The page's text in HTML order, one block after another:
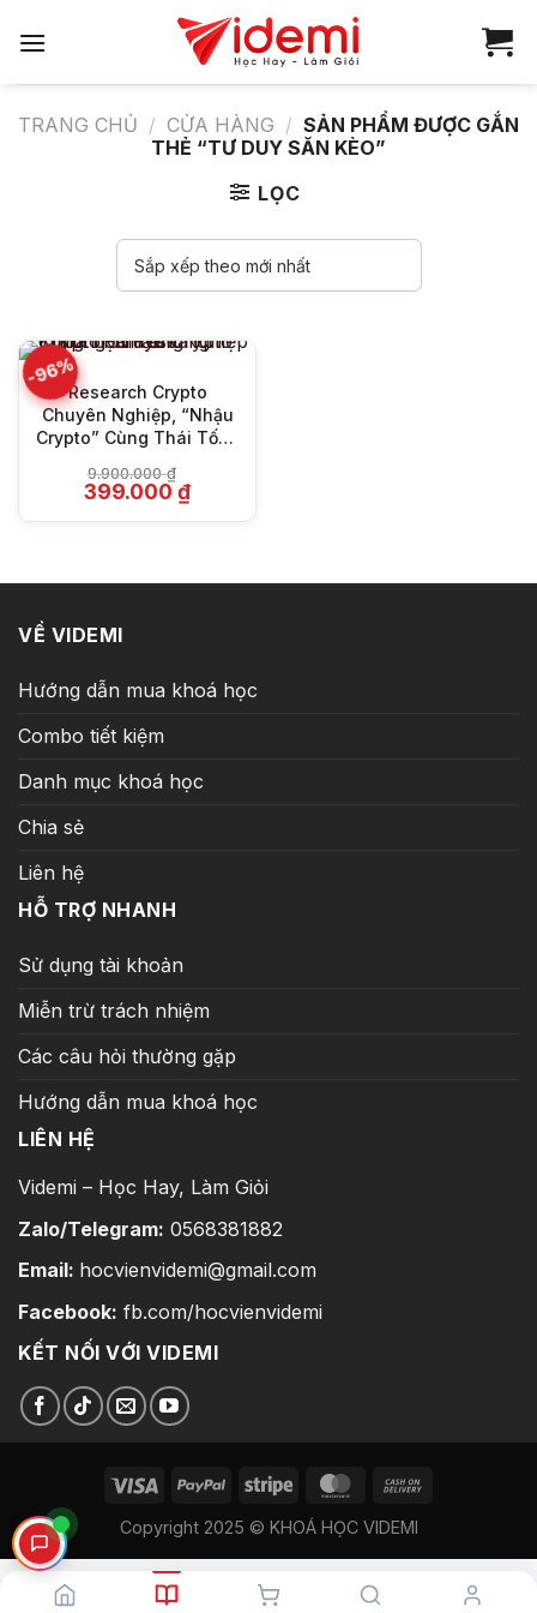
qua
TRANG CHỦ / CỬA HÀNG / SẢN PHẨM ĐƯỢC GẮN
THẺ “TƯ DUY SĂN KÈO”
LỌC
-96%
Research Crypto
Chuyên Nghiệp, “Nhậu
Crypto” Cùng Thái Tống
9.900.000₫
Giá
gốc
399.000 ₫Giá
VỀ VIDEMI
Hướng dẫn mua khoá học
Combo tiết kiệm
Danh mục khoá học
Chia sẻ
Liên hệ
HỖ TRỢ NHANH
Sử dụng tài khoản
Miễn trừ trách nhiệm
Các câu hỏi thường gặp
Hướng dẫn mua khoá học
LIÊN HỆ
Videmi – Học Hay, Làm Giỏi
Zalo/Telegram: 0568381882
Email: hocvienvidemi@gmail.com
Facebook: fb.com/hocvienvidemi
KẾT NỐI VỚI VIDEMI
Copyright 2025 © KHOÁ HỌC VIDEMI